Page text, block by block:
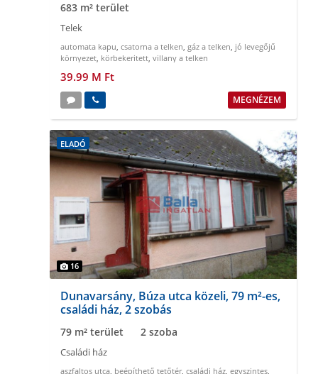
683 m² terület
Telek
automata kapu, csatorna a telken, gáz a telken, jó levegőjű
környezet, körbekeritett, villany a telken
39.99 M Ft
MEGNÉZEM
ELADÓ
16
Dunavarsány, Búza utca közeli, 79 m²-es,
családi ház, 2 szobás
79 m² terület 2 szoba
Családi ház
aszfaltos utca, beépíthető tetőtér, családi ház, egyszintes,